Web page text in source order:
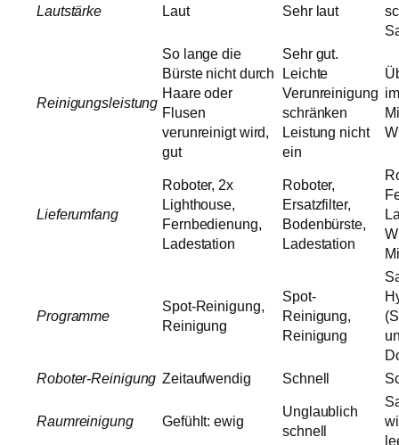
Lautstärke Laut Sehr laut
Reinigungsleistung
So lange die
Bürste nicht durch
Haare oder
Flusen
verunreinigt wird,
gut
Sehr gut.
Leichte
Verunreinigung
schränken
Leistung nicht
ein
Lieferumfang
Roboter, 2x
Lighthouse,
Fernbedienung,
Ladestation
Roboter,
Ersatzfilter,
Bodenbürste,
Ladestation
Programme
Spot-Reinigung,
Reinigung
Spot-
Reinigung,
Reinigung
Roboter-Reinigung Zeitaufwendig Schnell
Raumreinigung Gefühlt: ewig
Unglaublich
schnell